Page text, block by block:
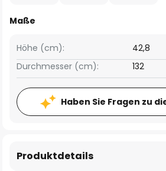
Maße
Höhe (cm):
42,8
Durchmesser (cm):
132
Haben Sie Fragen zu
Produktdetails